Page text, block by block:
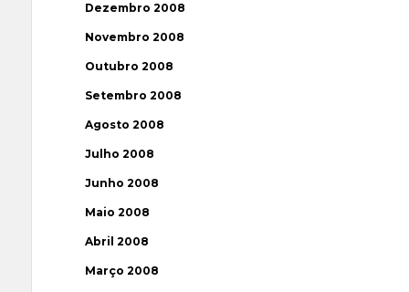
Dezembro 2008
Novembro 2008
Outubro 2008
Setembro 2008
Agosto 2008
Julho 2008
Junho 2008
Maio 2008
Abril 2008
Março 2008